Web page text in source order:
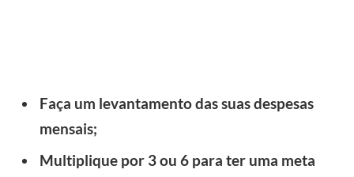
Faça um levantamento das suas despesas
mensais;
Multiplique por 3 ou 6 para ter uma meta